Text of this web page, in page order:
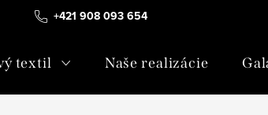
+421 908 093 654
textil Naše realizácie